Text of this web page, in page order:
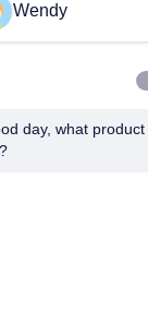
कक्ष
GB/
प्रभाव
Wendy
day, what